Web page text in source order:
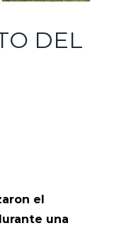
DEL
el
una